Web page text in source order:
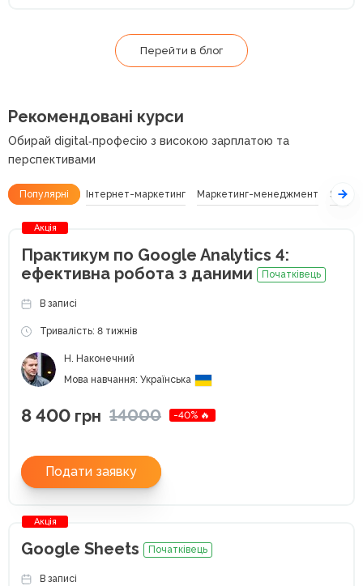
Перейти в блог
Рекомендовані курси
Обирай digital‑професію з високою зарплатою та
перспективами
Популярні Інтернет-маркетинг Маркетинг-менеджмент SEO
Акція
Практикум по Google Analytics 4:
ефективна робота з даними
Початківець
В записі
Тривалість: 8 тижнів
Н. Наконечний
Мова навчання: Українська
8 400 грн 14000 -40% 🔥
Подати заявку
Акція
Google Sheets Початківець
В записі